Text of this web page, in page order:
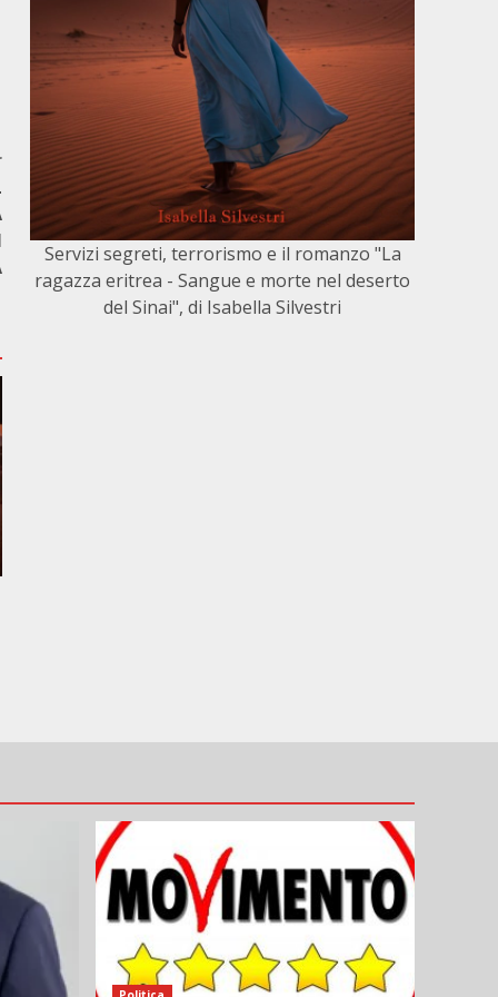
Servizi segreti, terrorismo e il romanzo "La
ragazza eritrea - Sangue e morte nel deserto
del Sinai", di Isabella Silvestri